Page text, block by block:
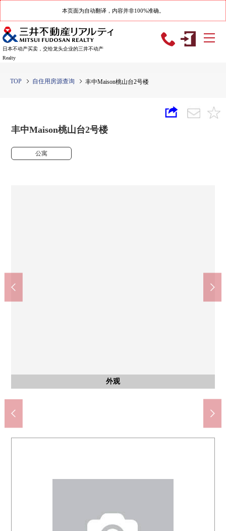
本页面为自动翻译，内容并非100%准确。
日本不动产买卖，交给龙头企业的三井不动产
Realty
TOP 自住用房源查询 丰中Maison桃山台2号楼
丰中Maison桃山台2号楼
公寓
外观
客厅
客厅
厨房
日式房间
洗脸
洗脸
公共汽车
阳台
室内
走廊
其他
名牌
外观
外观
入口
大厅
大厅
共有部分
有监视器的电梯
停车场
外观
其他
用地里面的公园
其他
自行车停放处
其他
自行车停放处
其他
自行车停放处以及摩托车堆放处
外观
其他
垃圾堆放处
桃山台站(北大阪快车电力铁道南北线)(约920m)
步行12分钟。
阪急千里线"南千里"车站(约1020m)
步行13分钟。
deirikanatoizumiya上新田商店(约560m)
步行7分钟。
丰中市立新田南小学(约380m)
步行5分钟。
丰中市立第9中学(约1840m)
步行23分钟。